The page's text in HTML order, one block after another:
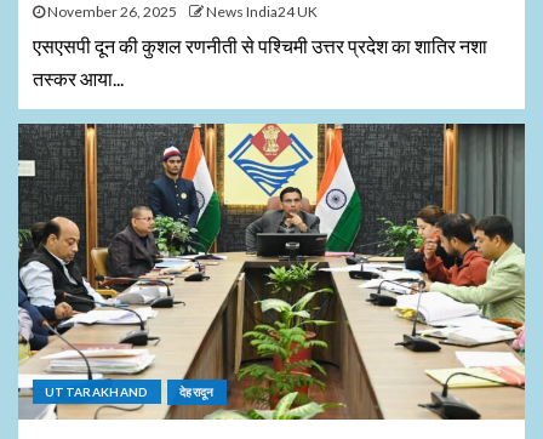
November 26, 2025 News India24 UK
एसएसपी दून की कुशल रणनीती से पश्चिमी उत्तर प्रदेश का शातिर नशा
तस्कर आया...
UTTARAKHAND देहरादून